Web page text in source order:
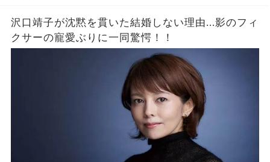
沢口靖子が沈黙を貫いた結婚しない理由...影のフィ
クサーの寵愛ぶりに一同驚愕！！